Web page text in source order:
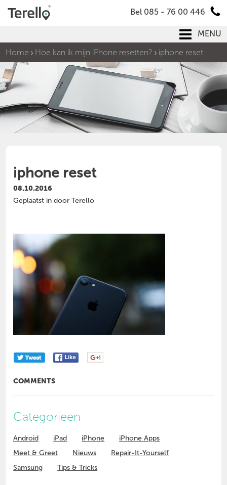
Bel 085 - 76 00 446
MENU
Home
Hoe kan ik mijn iPhone resetten? iphone reset
iphone reset
08.10.2016
Geplaatst in door Terello
COMMENTS
Categorieen
Android iPad iPhone
iPhone Apps
Meet & Greet
Nieuws
Repair-It-Yourself
Samsung
Tips & Tricks